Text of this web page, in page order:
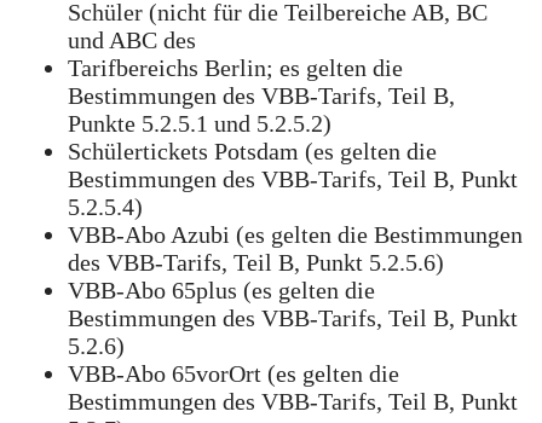
Schüler (nicht für die Teilbereiche AB, BC
und ABC des
Tarifbereichs Berlin; es gelten die
Bestimmungen des VBB-Tarifs, Teil B,
Punkte 5.2.5.1 und 5.2.5.2)
Schülertickets Potsdam (es gelten die
Bestimmungen des VBB-Tarifs, Teil B, Punkt
5.2.5.4)
VBB-Abo Azubi (es gelten die Bestimmungen
des VBB-Tarifs, Teil B, Punkt 5.2.5.6)
VBB-Abo 65plus (es gelten die
Bestimmungen des VBB-Tarifs, Teil B, Punkt
5.2.6)
VBB-Abo 65vorOrt (es gelten die
Bestimmungen des VBB-Tarifs, Teil B, Punkt